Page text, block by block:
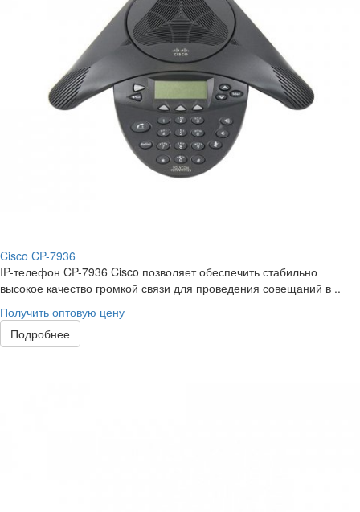
Cisco CP-7936
IP-телефон CP-7936 Cisco позволяет обеспечить стабильно
высокое качество громкой связи для проведения совещаний в ..
Получить оптовую цену
Подробнее